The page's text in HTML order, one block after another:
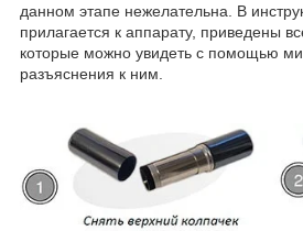
данном этапе нежелательна. В
прилагается к аппарату, приведены
которые можно увидеть с помощью
разъяснения к ним.